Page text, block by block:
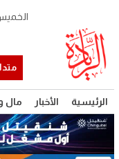
الرئيسية الأخبار مال
الخميس، 6